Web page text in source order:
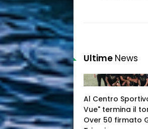
Ultime News
Al Centro
Vue" termina il
Over 50 firmato